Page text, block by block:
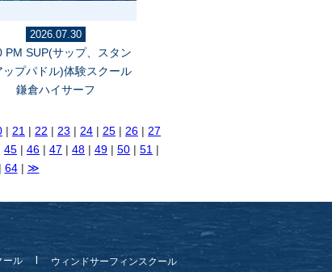
2026.07.30
PM SUP(サップ、スタン
ップパドル)体験スクール
鎌倉ハイサーフ
| 21 | 22 | 23 | 24 | 25 | 26 | 27
45 | 46 | 47 | 48 | 49 | 50 | 51 |
| 64| ≫
ール ウィンドサーフィンスクール